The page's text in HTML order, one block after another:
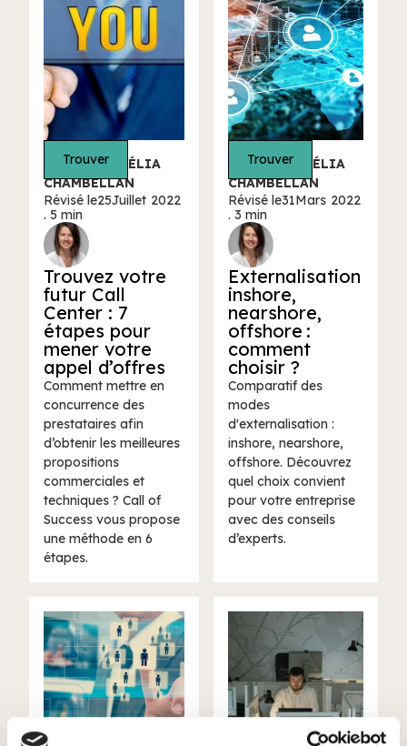
Trouver
ÉCRIT PAR CÉLIA
CHAMBELLAN
Révisé le25Juillet 2022
. 5 min
Trouvez votre
futur Call
Center : 7
étapes pour
mener votre
appel d’offres
Comment mettre en
concurrence des
prestataires afin
d’obtenir les meilleures
propositions
commerciales et
techniques ? Call of
Success vous propose
une méthode en 6
étapes.
Trouver
ÉCRIT PAR CÉLIA
CHAMBELLAN
Révisé le31Mars 2022
. 3 min
Externalisation
inshore,
nearshore,
offshore :
comment
choisir ?
Comparatif des
modes
d'externalisation :
inshore, nearshore,
offshore. Découvrez
quel choix convient
pour votre entreprise
avec des conseils
d’experts.